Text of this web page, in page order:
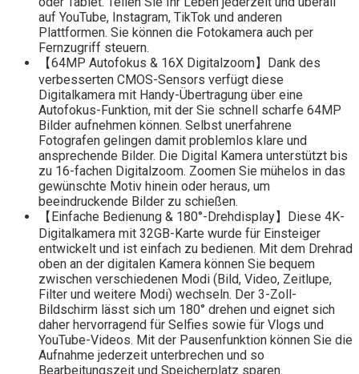
auf YouTube, Instagram, TikTok und anderen
Plattformen. Sie können die Fotokamera auch per
Fernzugriff steuern.
【64MP Autofokus & 16X Digitalzoom】Dank des
verbesserten CMOS-Sensors verfügt diese
Digitalkamera mit Handy-Übertragung über eine
Autofokus-Funktion, mit der Sie schnell scharfe 64MP
Bilder aufnehmen können. Selbst unerfahrene
Fotografen gelingen damit problemlos klare und
ansprechende Bilder. Die Digital Kamera unterstützt bis
zu 16-fachen Digitalzoom. Zoomen Sie mühelos in das
gewünschte Motiv hinein oder heraus, um
beeindruckende Bilder zu schießen.
【Einfache Bedienung & 180°-Drehdisplay】Diese 4K-
Digitalkamera mit 32GB-Karte wurde für Einsteiger
entwickelt und ist einfach zu bedienen. Mit dem Drehrad
oben an der digitalen Kamera können Sie bequem
zwischen verschiedenen Modi (Bild, Video, Zeitlupe,
Filter und weitere Modi) wechseln. Der 3-Zoll-
Bildschirm lässt sich um 180° drehen und eignet sich
daher hervorragend für Selfies sowie für Vlogs und
YouTube-Videos. Mit der Pausenfunktion können Sie die
Aufnahme jederzeit unterbrechen und so
Bearbeitungszeit und Speicherplatz sparen.